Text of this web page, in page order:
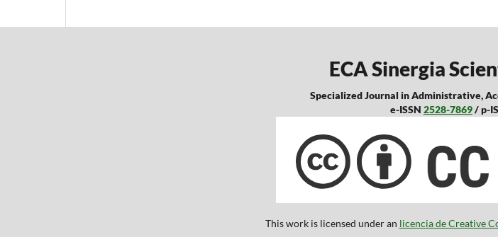
ECA Sinergia
Specialized Journal in Administrative,
e-ISSN 2528-7869/ p-
This work is licensed under an licencia de Creative